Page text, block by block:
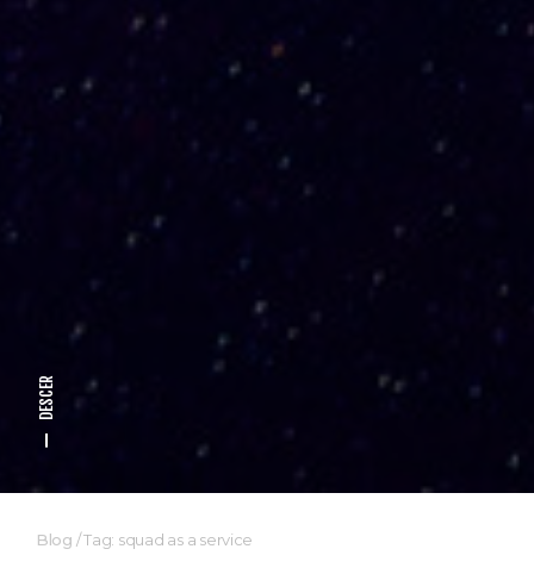
DESCER
Blog /Tag: squad as a service